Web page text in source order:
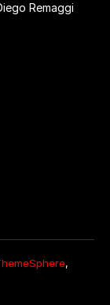
Remaggi
,